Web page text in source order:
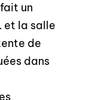
un
et la salle
de
dans